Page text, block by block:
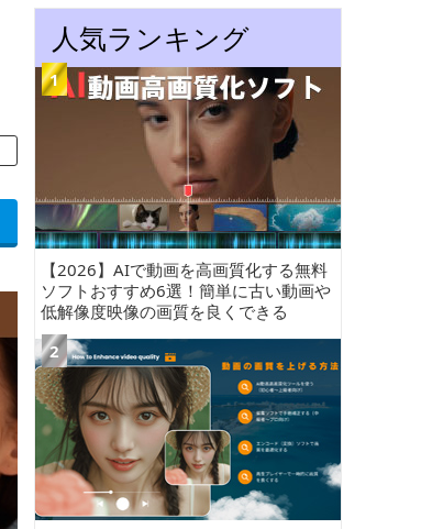
人気ランキング
【2026】AIで動画を高画質化する無料
ソフトおすすめ6選！簡単に古い動画や
低解像度映像の画質を良くできる